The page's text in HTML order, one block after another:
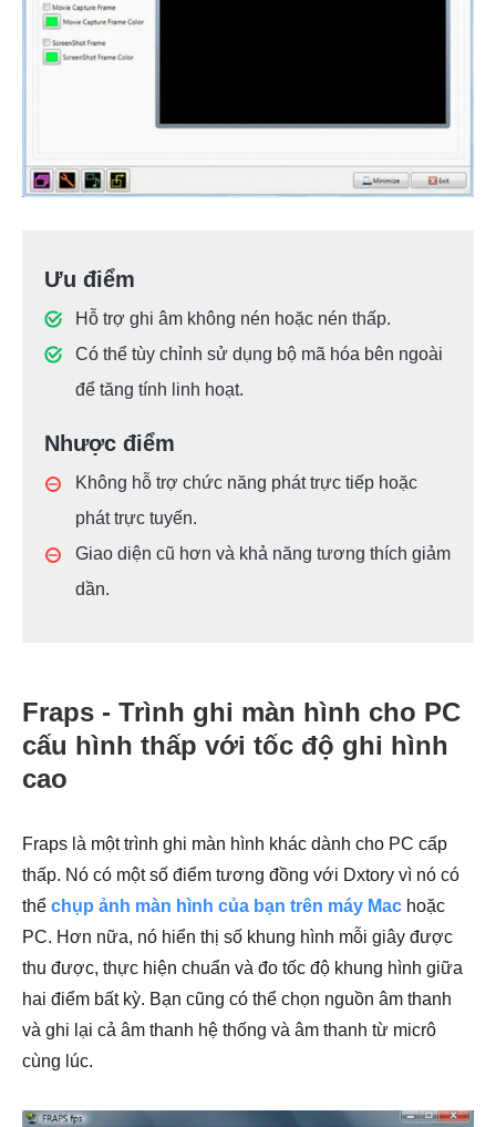
Ưu điểm
Hỗ trợ ghi âm không nén hoặc nén thấp.
Có thể tùy chỉnh sử dụng bộ mã hóa bên ngoài
để tăng tính linh hoạt.
Nhược điểm
Không hỗ trợ chức năng phát trực tiếp hoặc
phát trực tuyến.
Giao diện cũ hơn và khả năng tương thích giảm
dần.
Fraps - Trình ghi màn hình cho PC
cấu hình thấp với tốc độ ghi hình
cao
Fraps là một trình ghi màn hình khác dành cho PC cấp
thấp. Nó có một số điểm tương đồng với Dxtory vì nó có
thể chụp ảnh màn hình của bạn trên máy Mac hoặc
PC. Hơn nữa, nó hiển thị số khung hình mỗi giây được
thu được, thực hiện chuẩn và đo tốc độ khung hình giữa
hai điểm bất kỳ. Bạn cũng có thể chọn nguồn âm thanh
và ghi lại cả âm thanh hệ thống và âm thanh từ micrô
cùng lúc.